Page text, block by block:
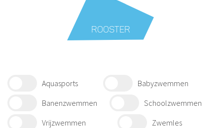
ROOSTER
Aquasports
Babyzwemmen
Banenzwemmen
Schoolzwemmen
Vrijzwemmen
Zwemles